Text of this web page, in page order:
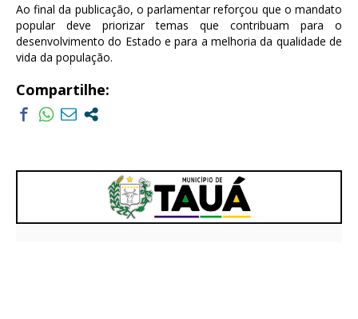
Ao final da publicação, o parlamentar reforçou que o mandato
popular deve priorizar temas que contribuam para o
desenvolvimento do Estado e para a melhoria da qualidade de
vida da população.
Compartilhe: